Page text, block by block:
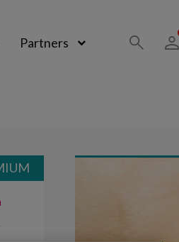
Partners